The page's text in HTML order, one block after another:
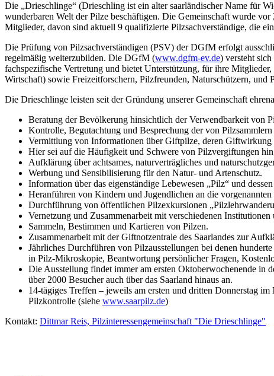
Die „Drieschlinge“ (Drieschling ist ein alter saarländischer Name für
wunderbaren Welt der Pilze beschäftigen. Die Gemeinschaft wurde
Mitglieder, davon sind aktuell 9 qualifizierte Pilzsachverständige, die
Die Prüfung von Pilzsachverständigen (PSV) der DGfM erfolgt
regelmäßig weiterzubilden. Die DGfM (www.dgfm-ev.de) versteht
fachspezifische Vertretung und bietet Unterstützung, für ihre
Wirtschaft) sowie Freizeitforschern, Pilzfreunden, Naturschützern, und
Die Drieschlinge leisten seit der Gründung unserer Gemeinschaft
Beratung der Bevölkerung hinsichtlich der Verwendbarkeit von
Kontrolle, Begutachtung und Besprechung der von
Vermittlung von Informationen über Giftpilze, deren Giftwirkung
Hier sei auf die Häufigkeit und Schwere von Pilzvergiftungen
Aufklärung über achtsames, naturverträgliches und
Werbung und Sensibilisierung für den Natur- und Artenschutz.
Information über das eigenständige Lebewesen „Pilz“ und
Heranführen von Kindern und Jugendlichen an die vorgenannten
Durchführung von öffentlichen Pilzexkursionen
Vernetzung und Zusammenarbeit mit verschiedenen
Sammeln, Bestimmen und Kartieren von Pilzen.
Zusammenarbeit mit der Giftnotzentrale des Saarlandes zur
Jährliches Durchführen von Pilzausstellungen bei denen
in Pilz-Mikroskopie, Beantwortung persönlicher Fragen,
Die Ausstellung findet immer am ersten Oktoberwochenende in
über 2000 Besucher auch über das Saarland hinaus an.
14-tägiges Treffen – jeweils am ersten und dritten Donnerstag
Pilzkontrolle (siehe www.saarpilz.de)
Kontakt: Dittmar Reis, Pilzinteressengemeinschaft "Die Drieschlinge"